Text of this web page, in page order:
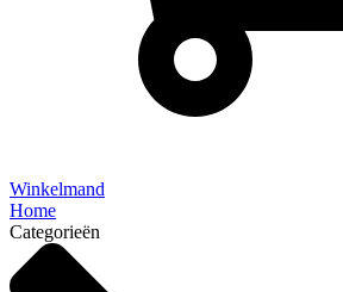
Winkelmand
Home
Categorieën